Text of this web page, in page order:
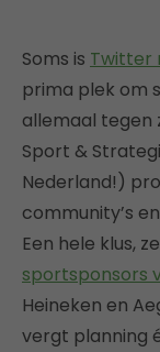
Soms is Twitter
prima plek om
allemaal tegen
Sport &
Nederland!)
community’s
Een hele klus,
sportsponsors
Heineken en
vergt planning